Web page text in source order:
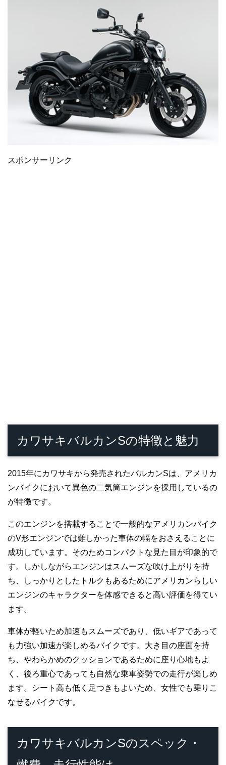
スポンサーリンク
カワサキバルカンSの特徴と魅力
2015年にカワサキから発売されたバルカンSは、アメリカ
ンバイクにおいて異色の二気筒エンジンを採用しているの
が特徴です。
このエンジンを搭載することで一般的なアメリカンバイク
のV形エンジンでは難しかった車体の幅をおさえることに
成功しています。そのためコンパクトな見た目が印象的で
す。しかしながらエンジンはスムーズな吹け上がりを持
ち、しっかりとしたトルクもあるためにアメリカンらしい
エンジンのキャラクターを体感できると高い評価を得てい
ます。
車体が軽いため加速もスムーズであり、低いギアであって
も力強い加速が楽しめるバイクです。大き目の座面を持
ち、やわらかめのクッションであるために座り心地もよ
く、後ろ重心であっても自然な乗車姿勢での走行が楽しめ
ます。シート高も低く足つきもよいため、女性でも乗りこ
なせるバイクです。
カワサキバルカンSのスペック・